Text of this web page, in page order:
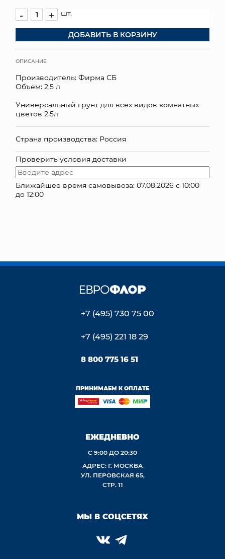
ПОДАРОЧНЫЕ КАРТЫ
ОПТОВЫМ КЛИЕНТАМ
- + шт.
ДОБАВИТЬ В КОРЗИНУ
ОПИСАНИЕ
Производитель: Фирма СБ
Объем: 2,5 л
Универсальный грунт для всех видов комнатных
цветов 2.5л
Страна производства: Россия
Проверить условия доставки
Ближайшее время самовывоза: 07.08.2026 с 10:00
до 12:00
+7 (495) 730 75 00
+7 (495) 221 18 29
8 800 775 16 51
ПРИНИМАЕМ К ОПЛАТЕ
ЕЖЕДНЕВНО
С 9:00 ДО 20:30
АДРЕС: Г. МОСКВА
УЛ. ПЕРОВСКАЯ 65,
СТР. 11
МЫ В СОЦСЕТЯХ